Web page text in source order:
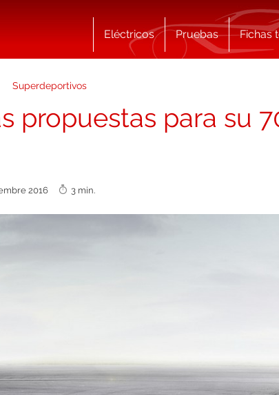
Eléctricos Pruebas Fichas
Superdeportivos
propuestas para su
2016 3 min.